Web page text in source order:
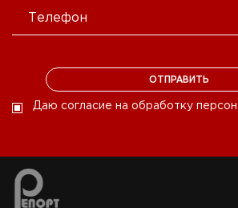
Даю согласие на обработку